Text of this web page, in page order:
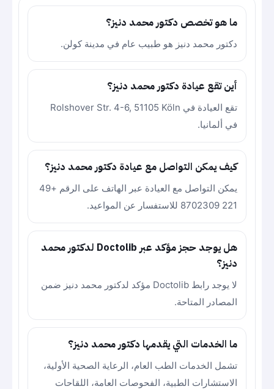
ما هو تخصص دكتور محمد دنيز؟
دكتور محمد دنيز هو طبيب عام في مدينة كولن.
أين تقع عيادة دكتور محمد دنيز؟
تقع العيادة في Rolshover Str. 4-6, 51105 Köln
في ألمانيا.
كيف يمكن التواصل مع عيادة دكتور محمد دنيز؟
يمكن التواصل مع العيادة عبر الهاتف على الرقم +49
221 8702309 للاستفسار عن المواعيد.
هل يوجد حجز مؤكد عبر Doctolib لدكتور محمد
دنيز؟
لا يوجد رابط Doctolib مؤكد لدكتور محمد دنيز ضمن
المصادر المتاحة.
ما الخدمات التي يقدمها دكتور محمد دنيز؟
تشمل الخدمات الطب العام، الرعاية الصحية الأولية،
الاستشارات الطبية، الفحوصات العامة، اللقاحات